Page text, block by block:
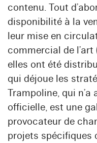
contenu. Tout
disponibilité à la
leur mise en
commercial de
elles ont été
qui déjoue les
Trampoline, qui n’a
officielle, est une
provocateur de
projets spécifiques